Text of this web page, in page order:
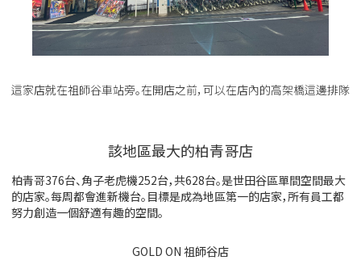
這家店就在祖師谷車站旁。在開店之前，可以在店內的高架橋這邊排隊
該地區最大的柏青哥店
柏青哥376台、角子老虎機252台，共628台。是世田谷區單間空間最大
的店家。每周都會進新機台。目標是成為地區第一的店家，所有員工都
努力創造一個舒適有趣的空間。
GOLD ON 祖師谷店